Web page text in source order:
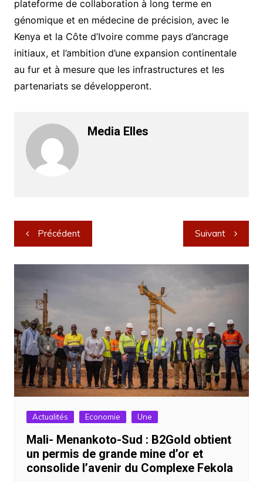
plateforme de collaboration à long terme en
génomique et en médecine de précision, avec le
Kenya et la Côte d’Ivoire comme pays d’ancrage
initiaux, et l’ambition d’une expansion continentale
au fur et à mesure que les infrastructures et les
partenariats se développeront.
Media Elles
Navigation
de
l’article
Précédent Suivant
Actualités Economie Une
Mali- Menankoto-Sud : B2Gold obtient
un permis de grande mine d’or et
consolide l’avenir du Complexe Fekola